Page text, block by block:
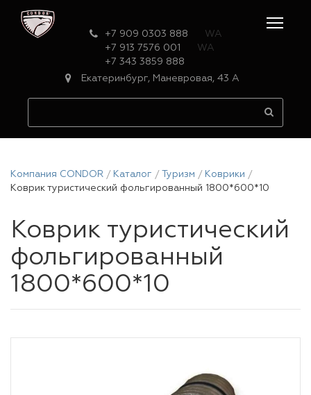
+7 909 0303 888
WA
+7 913 7576 001
WA
+7 343 3859 888
Екатеринбург, Маневровая, 43 А
Компания CONDOR Каталог Туризм
Коврики
Коврик туристический фольгированный 1800*600*10
Коврик туристический
фольгированный
1800*600*10